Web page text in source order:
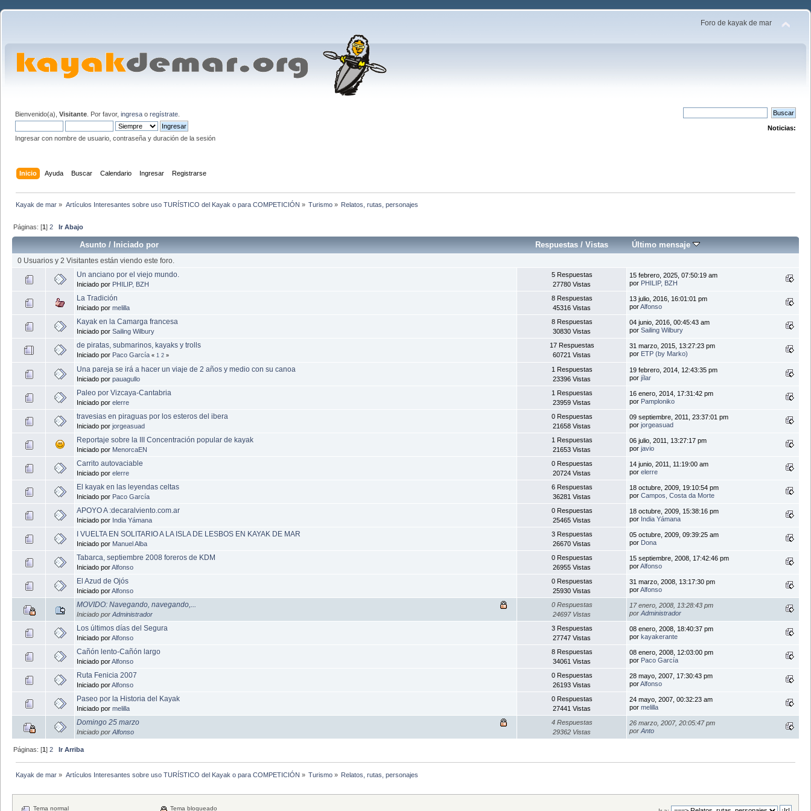
Foro de kayak de mar
Bienvenido(a), Visitante . Por favor, ingresa o regístrate
Ingresar con nombre de usuario, contraseña y duración de la sesión
Noticias:
Inicio Ayuda Buscar Calendario Ingresar Registrarse
Kayak de mar » Artículos Interesantes sobre uso TURÍSTICO del Kayak o para COMPETICIÓN » Turismo» Relatos, rutas, personajes
Páginas: [1]2 Ir Abajo
Asunto /Iniciado por Respuestas/ Vistas Último mensaje
0 Usuarios y 2 Visitantes están viendo este foro.
Un anciano por el viejo mundo.
Iniciado por PHILIP, BZH
5 Respuestas
27780 Vistas
15 febrero, 2025, 07:50:19 am
por PHILIP, BZH
La Tradición
Iniciado por melilla
8 Respuestas
45316 Vistas
13 julio, 2016, 16:01:01 pm
porAlfonso
Kayak en la Camarga francesa
Iniciado por Sailing Wilbury
8 Respuestas
30830 Vistas
04 junio, 2016, 00:45:43 am
por Sailing Wilbury
de piratas, submarinos, kayaks y trolls
Iniciado por Paco García « 1 2 »
17 Respuestas
60721 Vistas
31 marzo, 2015, 13:27:23 pm
por ETP (by Marko)
Una pareja se irá a hacer un viaje de 2 años y medio con su canoa
Iniciado por pauagullo
1 Respuestas
23396 Vistas
19 febrero, 2014, 12:43:35 pm
por jílar
Paleo por Vizcaya-Cantabria
Iniciado por elerre
1 Respuestas
23959 Vistas
16 enero, 2014, 17:31:42 pm
por Pamploniko
travesias en piraguas por los esteros del ibera
Iniciado por jorgeasuad
0 Respuestas
21658 Vistas
09 septiembre, 2011, 23:37:01 pm
por jorgeasuad
Reportaje sobre la III Concentración popular de kayak
Iniciado por MenorcaEN
1 Respuestas
21653 Vistas
06 julio, 2011, 13:27:17 pm
por javio
Carrito autovaciable
Iniciado por elerre
0 Respuestas
20724 Vistas
14 junio, 2011, 11:19:00 am
por elerre
El kayak en las leyendas celtas
Iniciado por Paco García
6 Respuestas
36281 Vistas
18 octubre, 2009, 19:10:54 pm
por Campos, Costa da Morte
APOYO A :decaralviento.com.ar
Iniciado por India Yámana
0 Respuestas
25465 Vistas
18 octubre, 2009, 15:38:16 pm
por India Yámana
I VUELTA EN SOLITARIO A LA ISLA DE LESBOS EN KAYAK DE MAR
Iniciado por Manuel Alba
3 Respuestas
26670 Vistas
05 octubre, 2009, 09:39:25 am
por Dona
Tabarca, septiembre 2008 foreros de KDM
Iniciado porAlfonso
0 Respuestas
26955 Vistas
15 septiembre, 2008, 17:42:46 pm
porAlfonso
El Azud de Ojós
Iniciado porAlfonso
0 Respuestas
25930 Vistas
31 marzo, 2008, 13:17:30 pm
porAlfonso
MOVIDO: Navegando, navegando,...
Iniciado por Administrador
0 Respuestas
24697 Vistas
17 enero, 2008, 13:28:43 pm
por Administrador
Los últimos días del Segura
Iniciado porAlfonso
3 Respuestas
27747 Vistas
08 enero, 2008, 18:40:37 pm
por kayakerante
Cañón lento-Cañón largo
Iniciado porAlfonso
8 Respuestas
34061 Vistas
08 enero, 2008, 12:03:00 pm
por Paco García
Ruta Fenicia 2007
Iniciado porAlfonso
0 Respuestas
26193 Vistas
28 mayo, 2007, 17:30:43 pm
porAlfonso
Paseo por la Historia del Kayak
Iniciado por melilla
0 Respuestas
27441 Vistas
24 mayo, 2007, 00:32:23 am
por melilla
Domingo 25 marzo
Iniciado por Alfonso
4 Respuestas
29362 Vistas
26 marzo, 2007, 20:05:47 pm
por Anto
Páginas: [1]2 Ir Arriba
Kayak de mar » Artículos Interesantes sobre uso TURÍSTICO del Kayak o para COMPETICIÓN » Turismo» Relatos, rutas, personajes
Tema normal Tema bloqueado